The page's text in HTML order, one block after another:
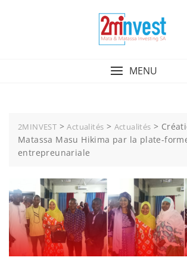
MENU
2MINVEST >Actualités > Actualités >
Matassa Masu Hikima par la plate-
entrepreunariale